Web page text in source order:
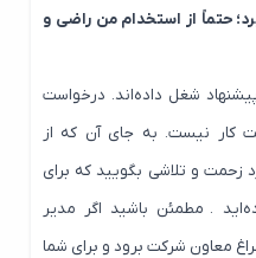
از استخدام من راضی و
شغل داده‌اند. درخواست
نیست. به جای آن که از
و تلاشی بگویید که برای
مطمئن باشید اگر مدیر
شرکت برود و برای شما